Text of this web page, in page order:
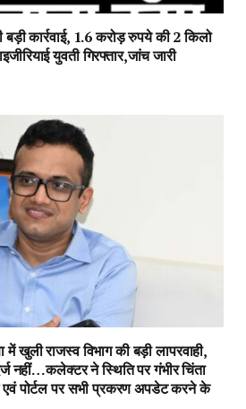
कार्रवाई, 1.6 करोड़ रुपये की 2 किलो
युवती गिरफ्तार,जांच जारी
खुली राजस्व विभाग की बड़ी लापरवाही,
नहीं…कलेक्टर ने स्थिति पर गंभीर चिंता
एवं पोर्टल पर सभी प्रकरण अपडेट करने के